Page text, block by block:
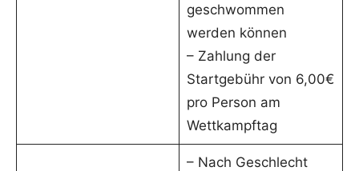
geschwommen
werden können
– Zahlung der
Startgebühr von 6,00€
pro Person am
Wettkampftag
– Nach Geschlecht